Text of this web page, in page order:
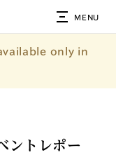
MENU
only in
ントレポー